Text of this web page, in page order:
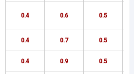
0.4 0.6 0.5
0.4 0.7 0.5
0.4 0.9 0.5